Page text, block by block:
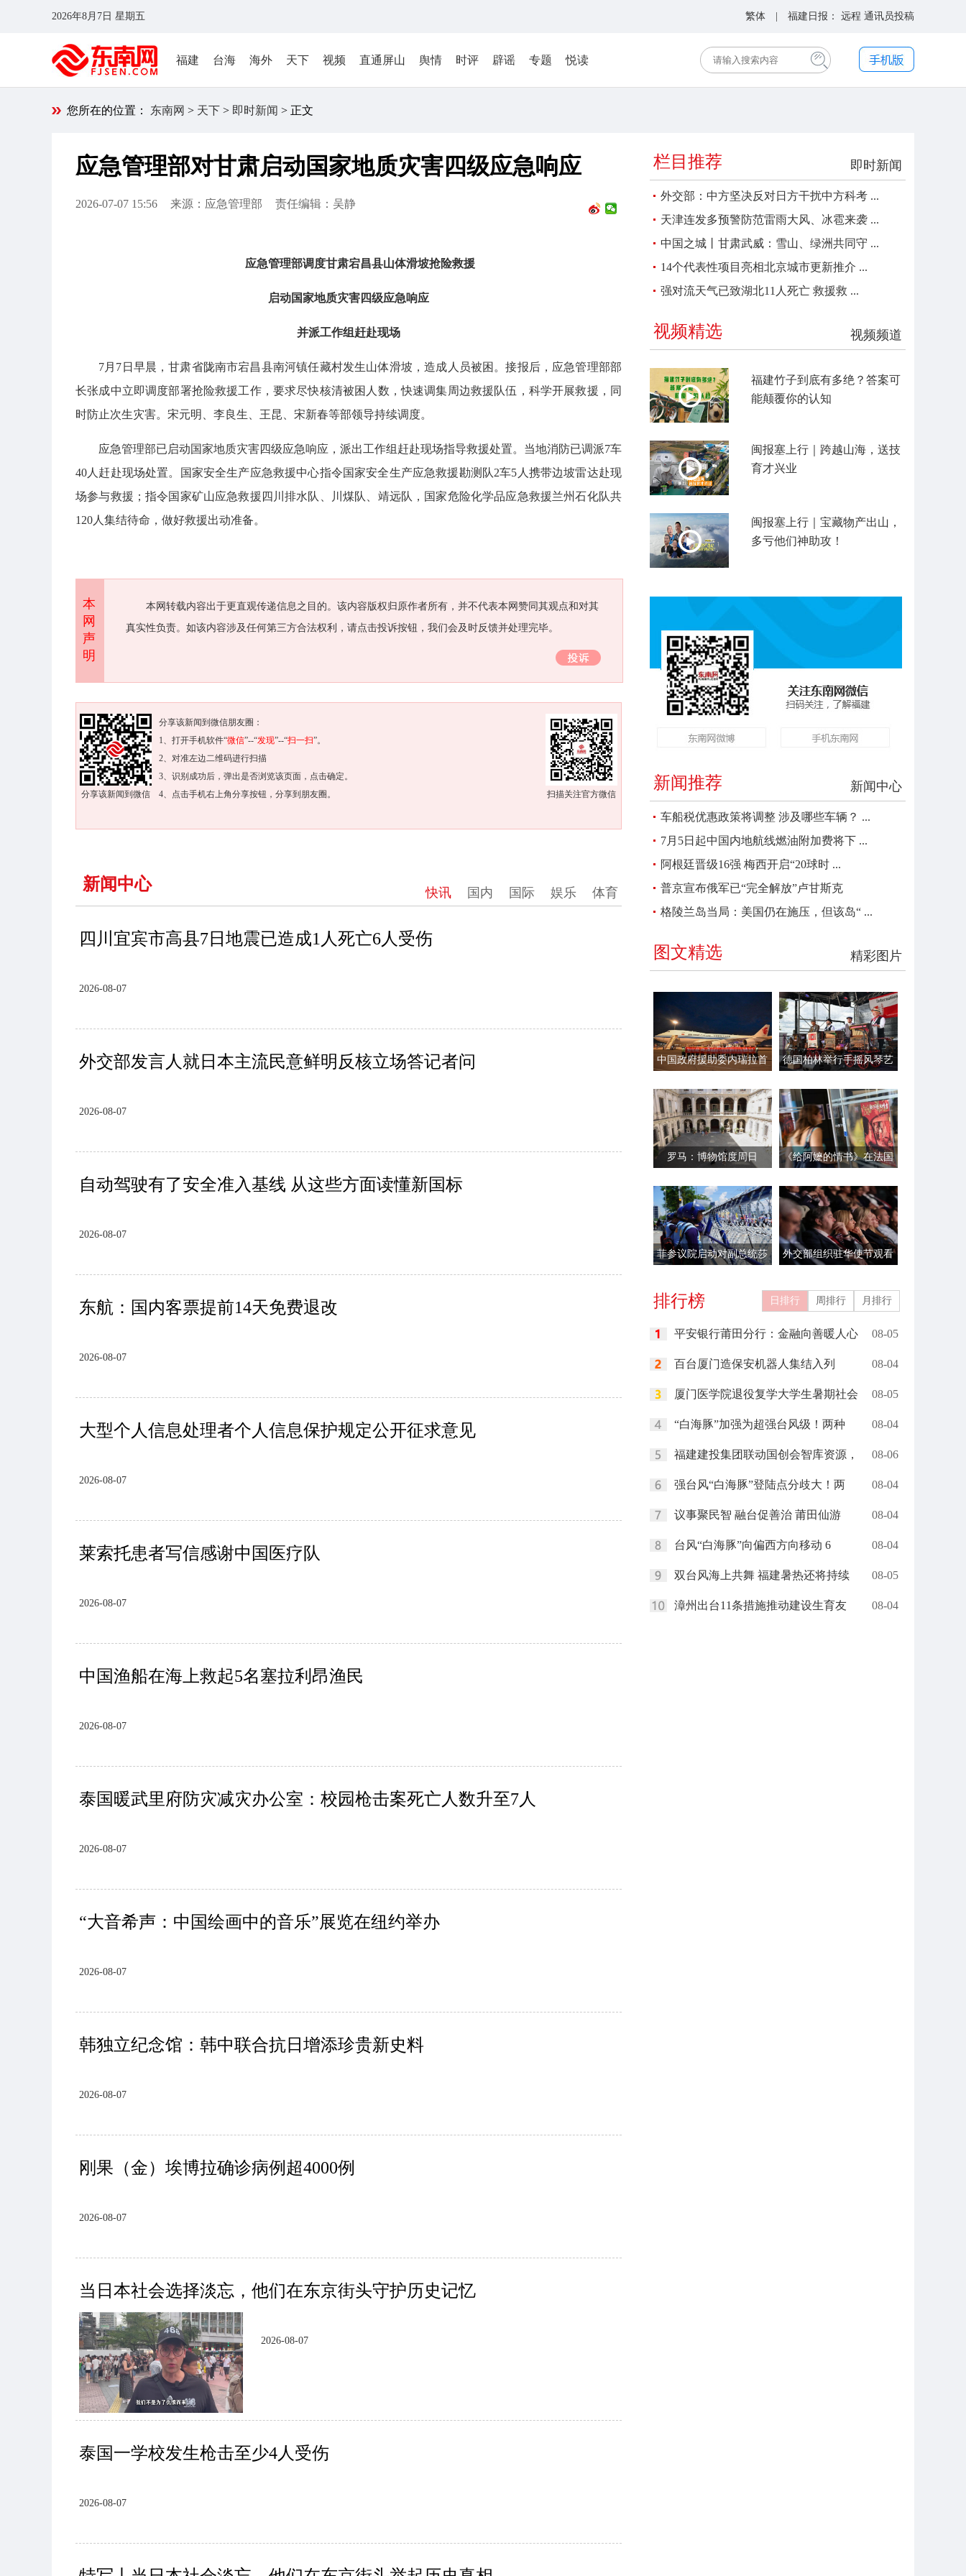
2026年8月7日 星期五 繁体 | 福建日报： 远程 通讯员投稿
福建 台海 海外 天下 视频 直通屏山 舆情 时评 辟谣 专题 悦读
您所在的位置： 东南网 > 天下 > 即时新闻 > 正文
应急管理部对甘肃启动国家地质灾害四级应急响应
2026-07-07 15:56 来源：应急管理部 责任编辑：吴静
应急管理部调度甘肃宕昌县山体滑坡抢险救援
启动国家地质灾害四级应急响应
并派工作组赶赴现场
7月7日早晨，甘肃省陇南市宕昌县南河镇任藏村发生山体滑坡，造成人员被困。接报后，应急管理部部
长张成中立即调度部署抢险救援工作，要求尽快核清被困人数，快速调集周边救援队伍，科学开展救援，同
时防止次生灾害。宋元明、李良生、王昆、宋新春等部领导持续调度。
应急管理部已启动国家地质灾害四级应急响应，派出工作组赶赴现场指导救援处置。当地消防已调派7车
40人赶赴现场处置。国家安全生产应急救援中心指令国家安全生产应急救援勘测队2车5人携带边坡雷达赴现
场参与救援；指令国家矿山应急救援四川排水队、川煤队、靖远队，国家危险化学品应急救援兰州石化队共
120人集结待命，做好救援出动准备。
本
网
声
明
本网转载内容出于更直观传递信息之目的。该内容版权归原作者所有，并不代表本网赞同其观点和对其
真实性负责。如该内容涉及任何第三方合法权利，请点击投诉按钮，我们会及时反馈并处理完毕。
扫描关注官方微信
分享该新闻到微信
分享该新闻到微信朋友圈：
1、打开手机软件“微信”--“发现”--“扫一扫”。
2、对准左边二维码进行扫描
3、识别成功后，弹出是否浏览该页面，点击确定。
4、点击手机右上角分享按钮，分享到朋友圈。
新闻中心 快讯 国内 国际 娱乐 体育
四川宜宾市高县7日地震已造成1人死亡6人受伤
2026-08-07
外交部发言人就日本主流民意鲜明反核立场答记者问
2026-08-07
自动驾驶有了安全准入基线 从这些方面读懂新国标
2026-08-07
东航：国内客票提前14天免费退改
2026-08-07
大型个人信息处理者个人信息保护规定公开征求意见
2026-08-07
莱索托患者写信感谢中国医疗队
2026-08-07
中国渔船在海上救起5名塞拉利昂渔民
2026-08-07
泰国暖武里府防灾减灾办公室：校园枪击案死亡人数升至7人
2026-08-07
“大音希声：中国绘画中的音乐”展览在纽约举办
2026-08-07
韩独立纪念馆：韩中联合抗日增添珍贵新史料
2026-08-07
刚果（金）埃博拉确诊病例超4000例
2026-08-07
当日本社会选择淡忘，他们在东京街头守护历史记忆
2026-08-07
泰国一学校发生枪击至少4人受伤
2026-08-07
即时新闻
栏目推荐
外交部：中方坚决反对日方干扰中方科考 ...
天津连发多预警防范雷雨大风、冰雹来袭 ...
中国之城丨甘肃武威：雪山、绿洲共同守 ...
14个代表性项目亮相北京城市更新推介 ...
强对流天气已致湖北11人死亡 救援救 ...
视频频道
视频精选
福建竹子到底有多绝？答案可
能颠覆你的认知
闽报塞上行｜跨越山海，送技
育才兴业
闽报塞上行｜宝藏物产出山，
多亏他们神助攻！
新闻中心
新闻推荐
车船税优惠政策将调整 涉及哪些车辆？ ...
7月5日起中国内地航线燃油附加费将下 ...
阿根廷晋级16强 梅西开启“20球时 ...
普京宣布俄军已“完全解放”卢甘斯克
格陵兰岛当局：美国仍在施压，但该岛“ ...
精彩图片
图文精选
中国政府援助委内瑞拉首
启运
德国柏林举行手摇风琴艺
罗马：博物馆度周日
《给阿嬷的情书》在法国
菲参议院启动对副总统莎
外交部组织驻华使节观看
排行榜 日排行 周排行 月排行
平安银行莆田分行：金融向善暖人心 08-05
百台厦门造保安机器人集结入列 08-04
厦门医学院退役复学大学生暑期社会 08-05
“白海豚”加强为超强台风级！两种 08-04
福建建投集团联动国创会智库资源， 08-06
强台风“白海豚”登陆点分歧大！两 08-04
议事聚民智 融台促善治 莆田仙游 08-04
台风“白海豚”向偏西方向移动 6 08-04
双台风海上共舞 福建暑热还将持续 08-05
漳州出台11条措施推动建设生育友 08-04